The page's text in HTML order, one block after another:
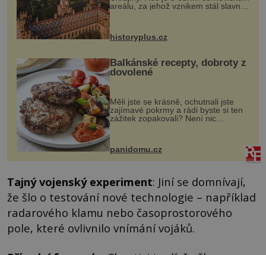
areálu, za jehož vznikem stál slavný
český architekt Josef Hlávka. Ten si
na něm dal mimořádně záležet. Jeho
stavební plány by při ...
historyplus.cz
Balkánské recepty, dobroty z
dovolené
Měli jste se krásně, ochutnali jste
zajímavé pokrmy a rádi byste si ten
zážitek zopakovali? Není nic
snazšího. Pljeskavica (10 porcí)
Možná jste ji ochutnali na dovolené v
panidomu.cz
Tajný vojenský experiment: Jiní se domnívají,
že šlo o testování nové technologie – například
radarového klamu nebo časoprostorového
pole, které ovlivnilo vnímání vojáků.